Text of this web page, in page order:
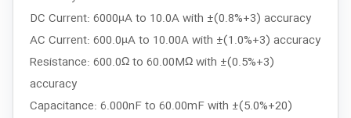
DC Current: 6000µA to 10.0A with ±(0.8%+3) accuracy
AC Current: 600.0µA to 10.00A with ±(1.0%+3) accuracy
Resistance: 600.0Ω to 60.00MΩ with ±(0.5%+3)
accuracy
Capacitance: 6.000nF to 60.00mF with ±(5.0%+20)